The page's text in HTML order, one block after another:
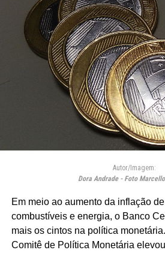
Autor/Imagem:
Dora Andrade - Foto
Em meio ao aumento da inflação
combustíveis e energia, o Banco
mais os cintos na política
Comitê de Política Monetária